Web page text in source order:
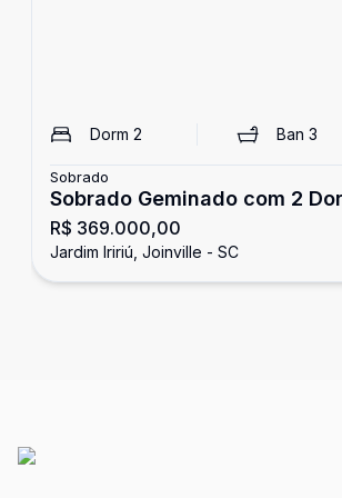
Dorm 2 Ban3
Sobrado
Sobrado Geminado com 2
Jardim Iririu
R$ 369.000,00
Jardim Iririú, Joinville - SC